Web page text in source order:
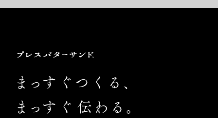
Press
Butter
Sand
ま っす ぐつくる、
ま っす ぐ 伝わる。